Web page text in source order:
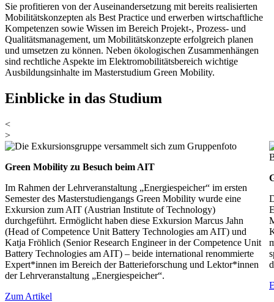
Sie profitieren von der Auseinandersetzung mit bereits realisierten
Mobilitätskonzepten als Best Practice und erwerben wirtschaftliche
Kompetenzen sowie Wissen im Bereich Projekt-, Prozess- und
Qualitätsmanagement, um Mobilitätskonzepte erfolgreich planen
und umsetzen zu können. Neben ökologischen Zusammenhängen
sind rechtliche Aspekte im Elektromobilitätsbereich wichtige
Ausbildungsinhalte im Masterstudium Green Mobility.
Einblicke in das Studium
<
>
Green Mobility zu Besuch beim AIT
Im Rahmen der Lehrveranstaltung „Energiespeicher“ im ersten
Semester des Masterstudiengangs Green Mobility wurde eine
Exkursion zum AIT (Austrian Institute of Technology)
durchgeführt. Ermöglicht haben diese Exkursion Marcus Jahn
(Head of Competence Unit Battery Technologies am AIT) und
Katja Fröhlich (Senior Research Engineer in der Competence Unit
Battery Technologies am AIT) – beide international renommierte
Expert*innen im Bereich der Batterieforschung und Lektor*innen
der Lehrveranstaltung „Energiespeicher“.
Zum Artikel